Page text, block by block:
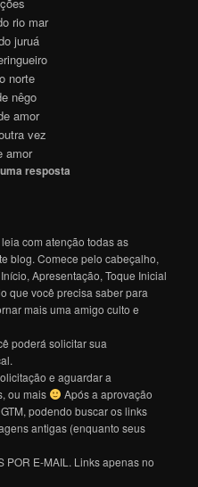
rio mar
juruá
norte
nêgo
amor
vez
amor
resposta
com atenção todas as
blog. Comece pelo cabeçalho,
Apresentação, Toque Inicial
que você precisa saber para
mais uma amigo culto e
poderá solicitar sua
e aguardar a
ou mais
Após a aprovação
podendo buscar os links
antigas (enquanto seus
POR E-MAIL. Links apenas no